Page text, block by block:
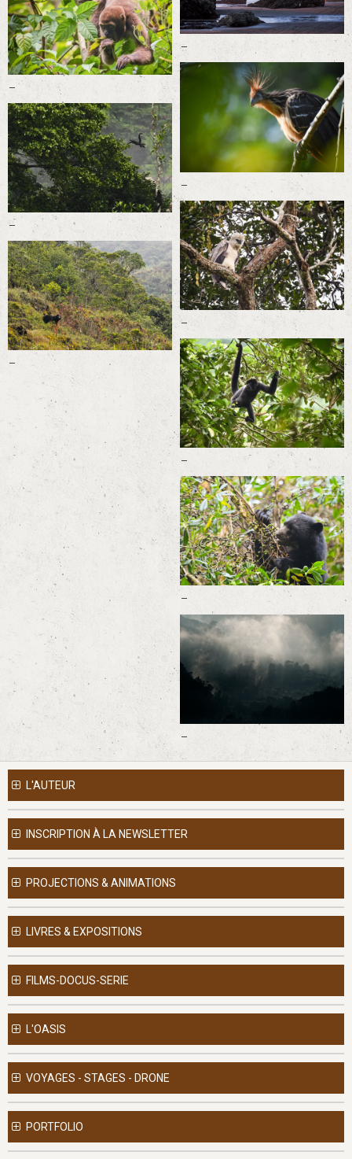
-
-
-
-
-
-
-
-
-
L'AUTEUR
INSCRIPTION À LA NEWSLETTER
PROJECTIONS & ANIMATIONS
LIVRES & EXPOSITIONS
FILMS-DOCUS-SERIE
L'OASIS
VOYAGES - STAGES - DRONE
PORTFOLIO